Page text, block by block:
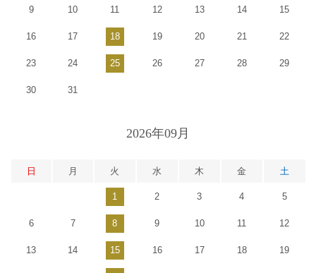
9 10 11 12 13 14 15
16 17 18 19 20 21 22
23 24 25 26 27 28 29
30 31
2026年09月
日 月 火 水 木 金 土
1 2 3 4 5
6 7 8 9 10 11 12
13 14 15 16 17 18 19